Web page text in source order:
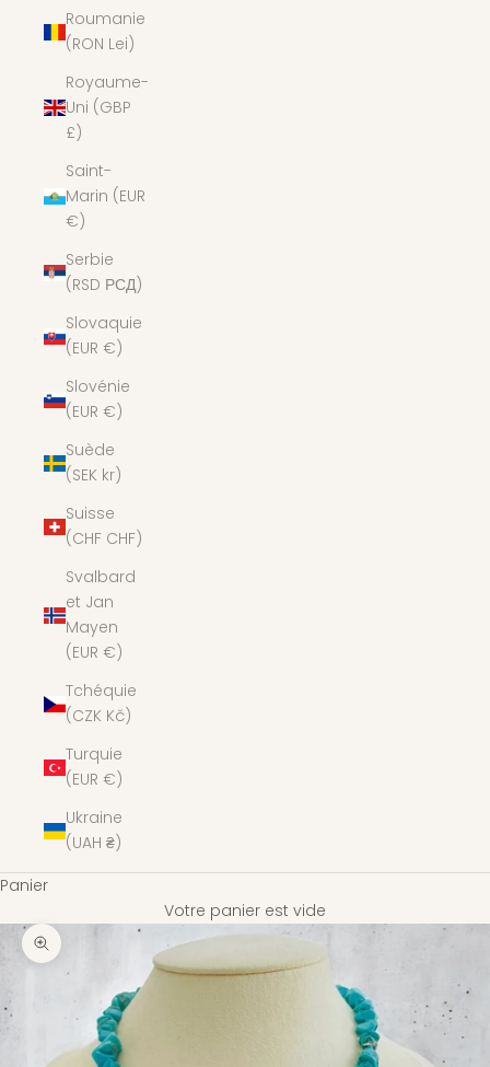
Roumanie
(RON Lei)
Royaume-
Uni (GBP
£)
Saint-
Marin (EUR
€)
Serbie
(RSD РСД)
Slovaquie
(EUR €)
Slovénie
(EUR €)
Suède
(SEK kr)
Suisse
(CHF CHF)
Svalbard
et Jan
Mayen
(EUR €)
Tchéquie
(CZK Kč)
Turquie
(EUR €)
Ukraine
(UAH ₴)
Panier
Votre panier est vide
Zoomer sur l'image